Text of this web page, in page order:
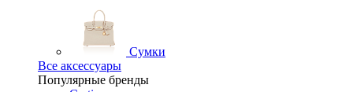
Сумки
Все аксессуары
Популярные бренды